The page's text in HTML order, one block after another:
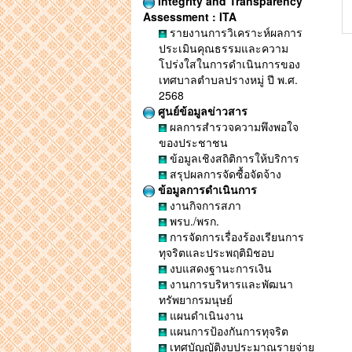
Assessment : ITA
รายงานการวิเคราะห์ผลการ
ประเมินคุณธรรมและความ
โปร่งใสในการดำเนินการของ
เทศบาลตำบลปรางหมู่ ปี พ.ศ.
2568
ศูนย์ข้อมูลข่าวสาร
ผลการสำรวจความพึงพอใจ
ของประชาชน
ข้อมูลเชิงสถิติการให้บริการ
สรุปผลการจัดซื้อจัดจ้าง
ข้อมูลการดำเนินการ
งานกิจการสภา
พรบ./พรก.
การจัดการเรื่องร้องเรียนการ
ทุจริตและประพฤติมิชอบ
งบแสดงฐานะการเงิน
งานการบริหารและพัฒนา
ทรัพยากรมนุษย์
แผนดำเนินงาน
แผนการป้องกันการทุจริต
เทศบัญญัติงบประมาณรายจ่าย